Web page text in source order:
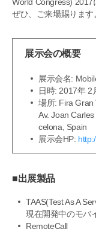
World Congress) 2017
ぜひ、ご来場賜ります
展示会の概要
展示会名:
日時: 2017年 2
場所: Fira Gran
Av. Joan
celona, Spain
展示会HP:
■出展製品
TAAS(Test As A
現在開発中のモバ
RemoteCall